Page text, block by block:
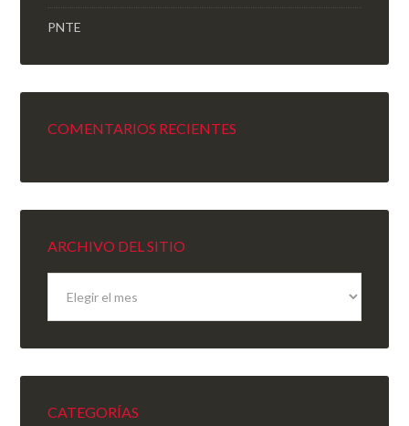
PNTE
COMENTARIOS RECIENTES
ARCHIVO DEL SITIO
sitio
CATEGORÍAS